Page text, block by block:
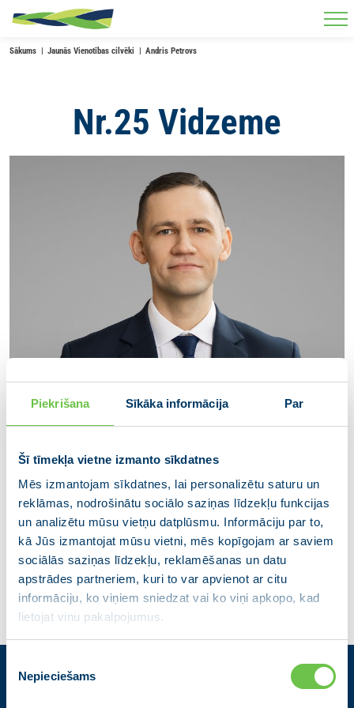
Piekrišana Sīkāka informācija Par
Šī tīmekļa vietne izmanto sīkdatnes
Mēs izmantojam sīkdatnes, lai personalizētu saturu un
reklāmas, nodrošinātu sociālo saziņas līdzekļu funkcijas
un analizētu mūsu vietņu datplūsmu. Informāciju par to,
kā Jūs izmantojat mūsu vietni, mēs kopīgojam ar saviem
sociālās saziņas līdzekļu, reklamēšanas un datu
apstrādes partneriem, kuri to var apvienot ar citu
informāciju, ko viņiem sniedzat vai ko viņi apkopo, kad
lietojat viņu pakalpojumus.
izvēle
Nepieciešams
Skip to main content
Sākums Jaunās Vienotības cilvēki Andris Petrovs
Nr.25 Vidzeme
Andris Petrovs
Ķekavas novada domes deputāts